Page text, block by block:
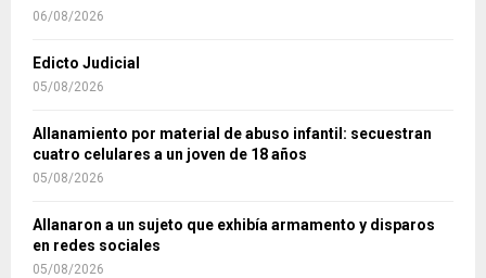
06/08/2026
Edicto Judicial
05/08/2026
Allanamiento por material de abuso infantil: secuestran
cuatro celulares a un joven de 18 años
05/08/2026
Allanaron a un sujeto que exhibía armamento y disparos
en redes sociales
05/08/2026